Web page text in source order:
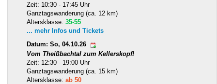
Zeit: 10:30 - 17:45 Uhr
Ganztagswanderung (ca. 12 km)
Altersklasse: 35-55
... mehr Infos und Tickets
Datum: So, 04.10.26
Vom Theißbachtal zum Kellerskopf!
Zeit: 12:30 - 19:00 Uhr
Ganztagswanderung (ca. 15 km)
Altersklasse: ab 50